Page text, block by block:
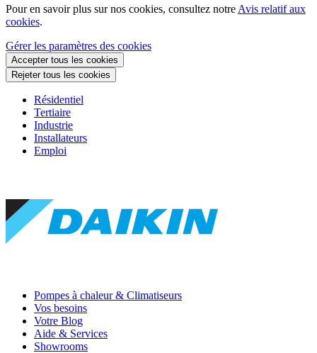
Pour en savoir plus sur nos cookies, consultez notre Avis relatif aux
cookies.
Gérer les paramètres des cookies
Accepter tous les cookies
Rejeter tous les cookies
Résidentiel
Tertiaire
Industrie
Installateurs
Emploi
Pompes à chaleur & Climatiseurs
Vos besoins
Votre Blog
Aide & Services
Showrooms